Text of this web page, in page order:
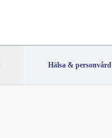
Hälsa & personvård